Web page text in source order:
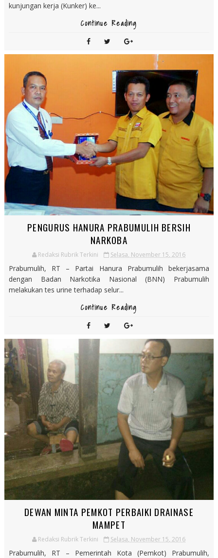
kunjungan kerja (Kunker) ke...
Continue Reading
PENGURUS HANURA PRABUMULIH BERSIH
NARKOBA
Redaksi Rubrik Terkini Selasa, November 15, 2016
Prabumulih, RT – Partai Hanura Prabumulih bekerjasama
dengan Badan Narkotika Nasional (BNN) Prabumulih
melakukan tes urine terhadap selur...
Continue Reading
DEWAN MINTA PEMKOT PERBAIKI DRAINASE
MAMPET
Redaksi Rubrik Terkini Selasa, November 15, 2016
Prabumulih, RT – Pemerintah Kota (Pemkot) Prabumulih,